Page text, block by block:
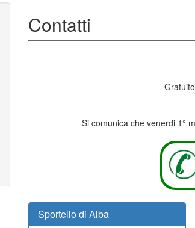
Contatti
Si comunica che venerdi 1°
Sportello di Alba